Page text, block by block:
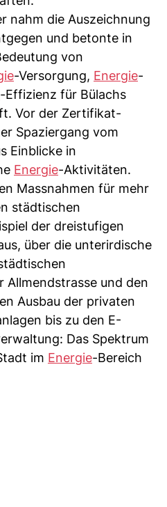
nahm die Auszeichnung
und betonte in
von
-Versorgung, Energie-
-Effizienz für Bülachs
Vor der Zertifikat-
Spaziergang vom
Einblicke in
Energie-Aktivitäten.
Massnahmen für mehr
städtischen
der dreistufigen
über die unterirdische
Allmendstrasse und den
Ausbau der privaten
bis zu den E-
Das Spektrum
im Energie-Bereich